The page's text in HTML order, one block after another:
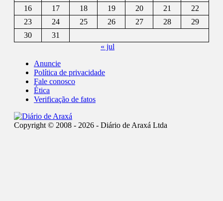
16
17 18 19 20 21
22
23
24 25 26 27 28
29
30
31
« jul
Anuncie
Política de privacidade
Fale conosco
Ética
Verificação de fatos
Copyright © 2008 - 2026 - Diário de Araxá Ltda